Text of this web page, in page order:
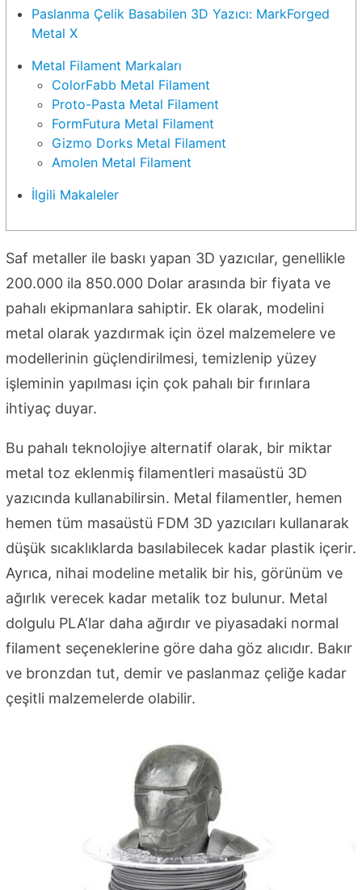
Paslanma Çelik Basabilen 3D Yazıcı: MarkForged
Metal X
Metal Filament Markaları
ColorFabb Metal Filament
Proto-Pasta Metal Filament
FormFutura Metal Filament
Gizmo Dorks Metal Filament
Amolen Metal Filament
İlgili Makaleler
Saf metaller ile baskı yapan 3D yazıcılar, genellikle
200.000 ila 850.000 Dolar arasında bir fiyata ve
pahalı ekipmanlara sahiptir. Ek olarak, modelini
metal olarak yazdırmak için özel malzemelere ve
modellerinin güçlendirilmesi, temizlenip yüzey
işleminin yapılması için çok pahalı bir fırınlara
ihtiyaç duyar.
Bu pahalı teknolojiye alternatif olarak, bir miktar
metal toz eklenmiş filamentleri masaüstü 3D
yazıcında kullanabilirsin. Metal filamentler, hemen
hemen tüm masaüstü FDM 3D yazıcıları kullanarak
düşük sıcaklıklarda basılabilecek kadar plastik içerir.
Ayrıca, nihai modeline metalik bir his, görünüm ve
ağırlık verecek kadar metalik toz bulunur. Metal
dolgulu PLA‘lar daha ağırdır ve piyasadaki normal
filament seçeneklerine göre daha göz alıcıdır. Bakır
ve bronzdan tut, demir ve paslanmaz çeliğe kadar
çeşitli malzemelerde olabilir.